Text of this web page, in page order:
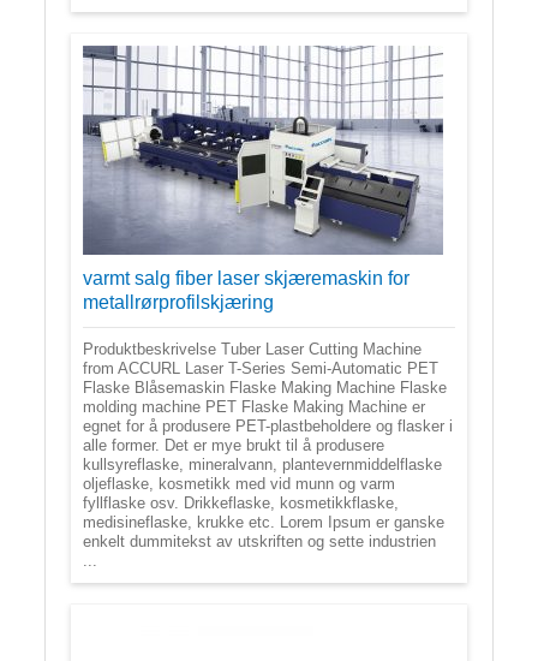
varmt salg fiber laser skjæremaskin for
metallrørprofilskjæring
Produktbeskrivelse Tuber Laser Cutting Machine
from ACCURL Laser T-Series Semi-Automatic PET
Flaske Blåsemaskin Flaske Making Machine Flaske
molding machine PET Flaske Making Machine er
egnet for å produsere PET-plastbeholdere og flasker i
alle former. Det er mye brukt til å produsere
kullsyreflaske, mineralvann, plantevernmiddelflaske
oljeflaske, kosmetikk med vid munn og varm
fyllflaske osv. Drikkeflaske, kosmetikkflaske,
medisineflaske, krukke etc. Lorem Ipsum er ganske
enkelt dummitekst av utskriften og sette industrien
...